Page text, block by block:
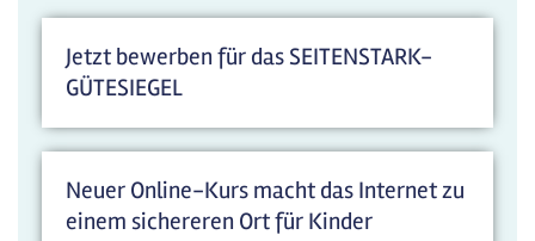
Jetzt bewerben für das SEITENSTARK-
GÜTESIEGEL
Neuer Online-Kurs macht das Internet zu
einem sichereren Ort für Kinder